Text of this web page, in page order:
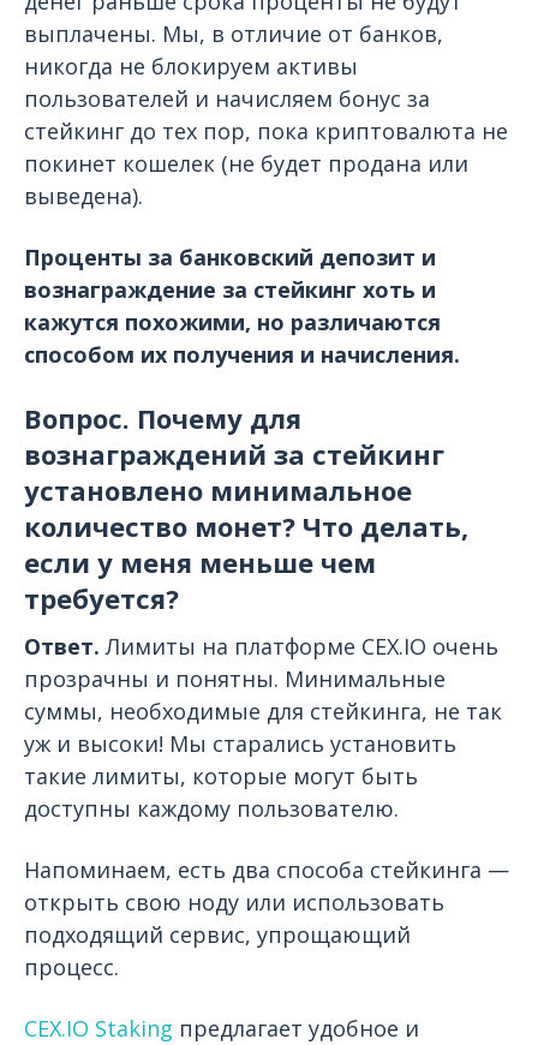
выплачены. Мы, в отличие от банков,
никогда не блокируем активы
пользователей и начисляем бонус за
стейкинг до тех пор, пока криптовалюта не
покинет кошелек (не будет продана или
выведена).
Проценты за банковский депозит и
вознаграждение за стейкинг хоть и
кажутся похожими, но различаются
способом их получения и начисления.
Вопрос. Почему для
вознаграждений за стейкинг
установлено минимальное
количество монет? Что делать,
если у меня меньше чем
требуется?
Ответ. Лимиты на платформе CEX.IO очень
прозрачны и понятны. Минимальные
суммы, необходимые для стейкинга, не так
уж и высоки! Мы старались установить
такие лимиты, которые могут быть
доступны каждому пользователю.
Напоминаем, есть два способа стейкинга —
открыть свою ноду или использовать
подходящий сервис, упрощающий
процесс.
CEX.IO Staking предлагает удобное и